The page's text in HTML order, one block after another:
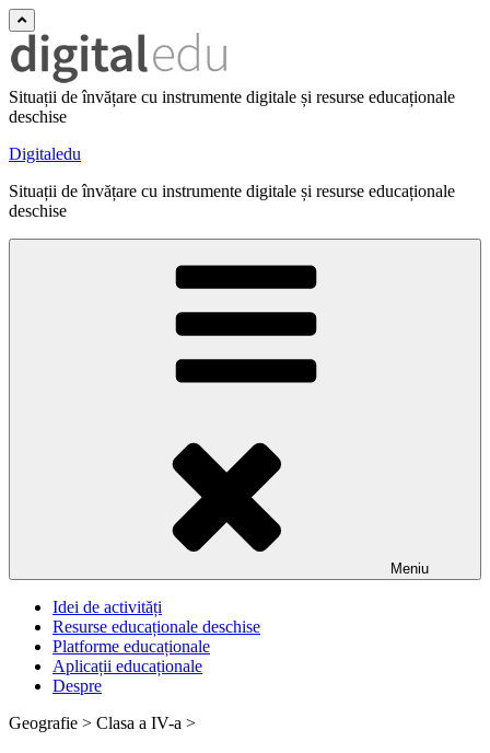
Situații de învățare cu instrumente digitale și resurse educaționale
deschise
Digitaledu
Situații de învățare cu instrumente digitale și resurse educaționale
deschise
Meniu
Idei de activități
Resurse educaționale deschise
Platforme educaționale
Aplicații educaționale
Despre
Geografie > Clasa a IV-a >